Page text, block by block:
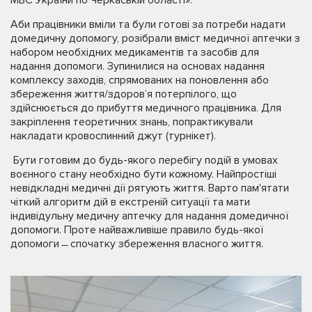
Аби працівники вміли та були готові за потреби надати
домедичну допомогу, розібрали вміст медичної аптечки з
набором необхідних медикаментів та засобів для
надання допомоги. Зупинилися на основах надання
комплексу заходів, спрямованих на поновлення або
збереження життя/здоров’я потерпілого, що
здійснюється до прибуття медичного працівника. Для
закріплення теоретичних знань, попрактикували
накладати кровоспинний джут (турнікет).
Бути готовим до будь-якого перебігу подій в умовах
воєнного стану необхідно бути кожному. Найпростіші
невідкладні медичні дії рятують життя. Варто пам'ятати
чіткий алгоритм дій в екстреній ситуації та мати
індивідульну медичну аптечку для надання домедичної
допомоги. Проте найважливіше правило будь-якої
допомоги ̶ спочатку збереження власного життя.